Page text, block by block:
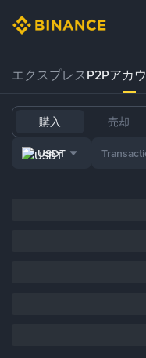
エクスプレスP2Pアカ
購入 売却
USDT